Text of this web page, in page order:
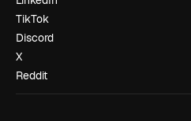
TikTok
Discord
X
Reddit